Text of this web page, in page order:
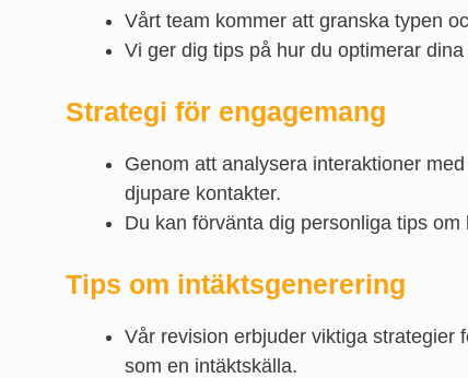
Vårt team kommer att granska typen
Vi ger dig tips på hur du optimerar
Strategi för engagemang
Genom att analysera interaktioner
djupare kontakter.
Du kan förvänta dig personliga tips
Tips om intäktsgenerering
Vår revision erbjuder viktiga strategier
som en intäktskälla.